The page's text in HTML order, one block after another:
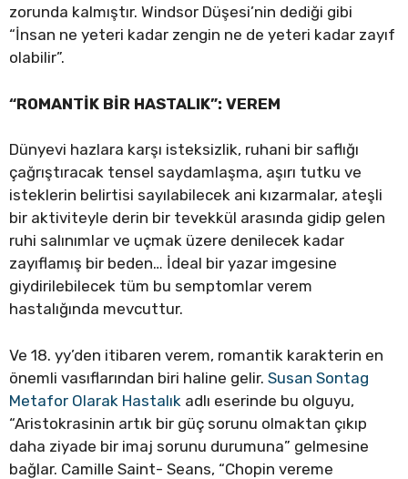
zorunda kalmıştır. Windsor Düşesi’nin dediği gibi
“İnsan ne yeteri kadar zengin ne de yeteri kadar zayıf
olabilir”.
“ROMANTİK BİR HASTALIK”: VEREM
Dünyevi hazlara karşı isteksizlik, ruhani bir saflığı
çağrıştıracak tensel saydamlaşma, aşırı tutku ve
isteklerin belirtisi sayılabilecek ani kızarmalar, ateşli
bir aktiviteyle derin bir tevekkül arasında gidip gelen
ruhi salınımlar ve uçmak üzere denilecek kadar
zayıflamış bir beden… İdeal bir yazar imgesine
giydirilebilecek tüm bu semptomlar verem
hastalığında mevcuttur.
Ve 18. yy’den itibaren verem, romantik karakterin en
önemli vasıflarından biri haline gelir. Susan Sontag
Metafor Olarak Hastalık adlı eserinde bu olguyu,
“Aristokrasinin artık bir güç sorunu olmaktan çıkıp
daha ziyade bir imaj sorunu durumuna” gelmesine
bağlar. Camille Saint- Seans, “Chopin vereme